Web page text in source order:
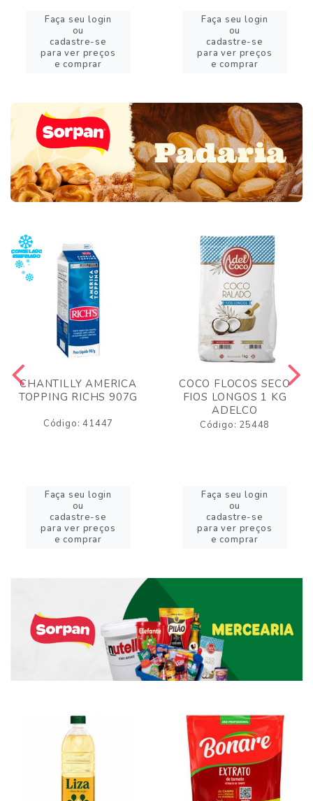
Faça seu login
ou
cadastre-se
para ver preços
e comprar
Faça seu login
ou
cadastre-se
para ver preços
e comprar
CHANTILLY AMERICA
TOPPING RICHS 907G
Código: 41447
Faça seu login
ou
cadastre-se
para ver preços
e comprar
COCO FLOCOS SECO
FIOS LONGOS 1 KG
ADELCO
Código: 25448
Faça seu login
ou
cadastre-se
para ver preços
e comprar